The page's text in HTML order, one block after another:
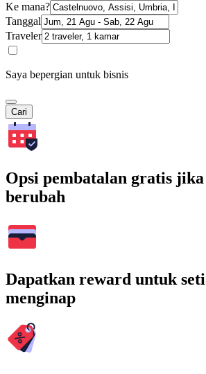
Ke mana?
Tanggal
Traveler
Saya bepergian untuk bisnis
Cari
Opsi pembatalan gratis
berubah
Dapatkan reward untuk
menginap